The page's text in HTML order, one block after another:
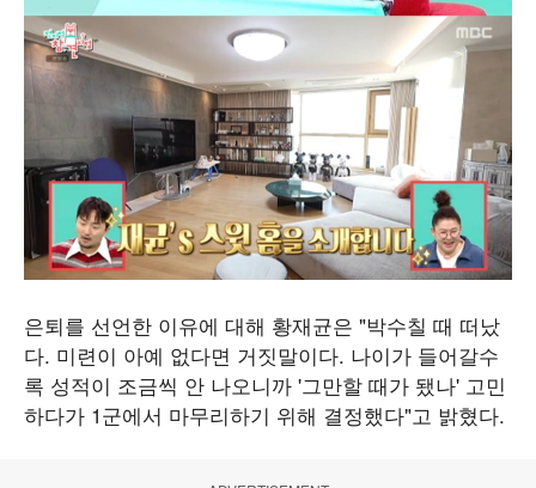
은퇴를 선언한 이유에 대해 황재균은 "박수칠 때 떠났
다. 미련이 아예 없다면 거짓말이다. 나이가 들어갈수
록 성적이 조금씩 안 나오니까 '그만할 때가 됐나' 고민
하다가 1군에서 마무리하기 위해 결정했다"고 밝혔다.